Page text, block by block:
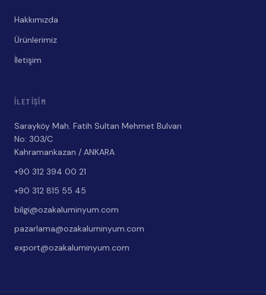
Hakkımızda
Ürünlerimiz
İletişim
İLETIŞIM
Sarayköy Mah. Fatih Sultan Mehmet Bulvarı
No: 303/C
Kahramankazan / ANKARA
+90 312 394 00 21
+90 312 815 55 45
bilgi@ozakaluminyum.com
pazarlama@ozakaluminyum.com
export@ozakaluminyum.com